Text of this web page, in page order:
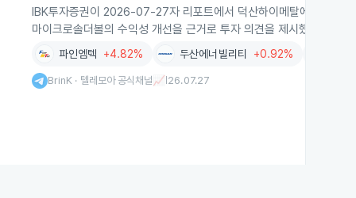
IBK투자증권이 2026-07-27자 리포트에서 덕산하이메탈에 대해 신
마이크로솔더볼의 수익성 개선을 근거로 투자 의견을 제시했습니다.
파인엠텍 +4.82% 두산에너빌리티 +0.92%
BrinK · 텔레모아 공식채널📈 26.07.27